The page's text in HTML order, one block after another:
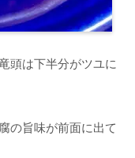
頭は下半分がツユに
の旨味が前面に出て